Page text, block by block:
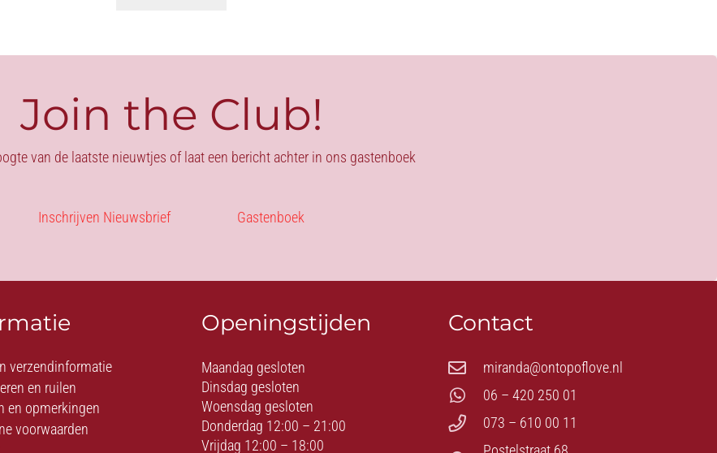
Join the Club!
van de laatste nieuwtjes of laat een bericht achter in ons gastenboek
Inschrijven Nieuwsbrief Gastenboek
verzendinformatie
en ruilen
en opmerkingen
voorwaarden
Openingstijden
Maandag gesloten
Dinsdag gesloten
Woensdag gesloten
Donderdag 12:00 – 21:00
Vrijdag 12:00 – 18:00
Contact
miranda@ontopoflove.nl
06 – 420 250 01
073 – 610 00 11